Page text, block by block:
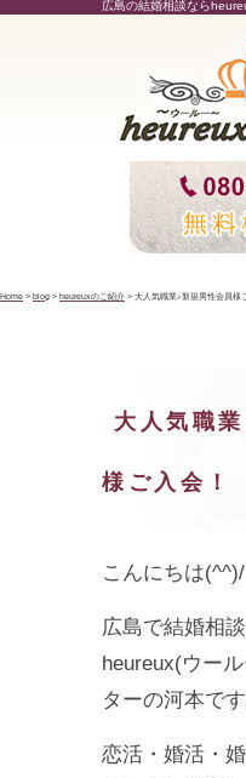
広島の結婚相談なら
へ
Home > blog > heureuxのご紹介 > 大人気職業♪新規男性会員様
大人気職
様ご入会！
こんにちは(^^)/
広島で結婚相
heureux(ウー
ターの河本です
恋活・婚活・